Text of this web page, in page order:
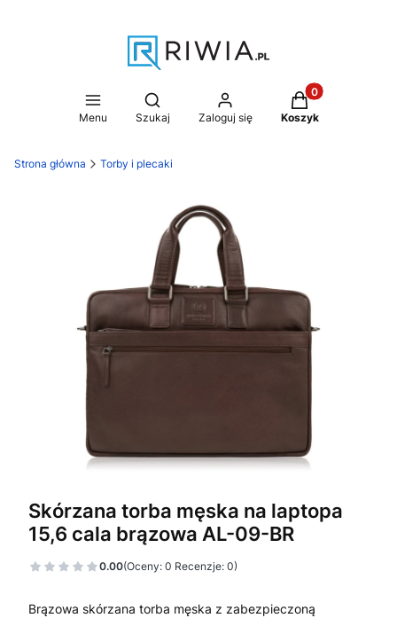
Menu
Otwórz wyszukiwarkę
Szukaj Zaloguj się
Produkty w
Koszyk
Strona główna Torby i plecaki
Skórzana torba męska na laptopa
15,6 cala brązowa AL-09-BR
0.00(Oceny: 0 Recenzje: 0)
Brązowa skórzana torba męska z zabezpieczoną